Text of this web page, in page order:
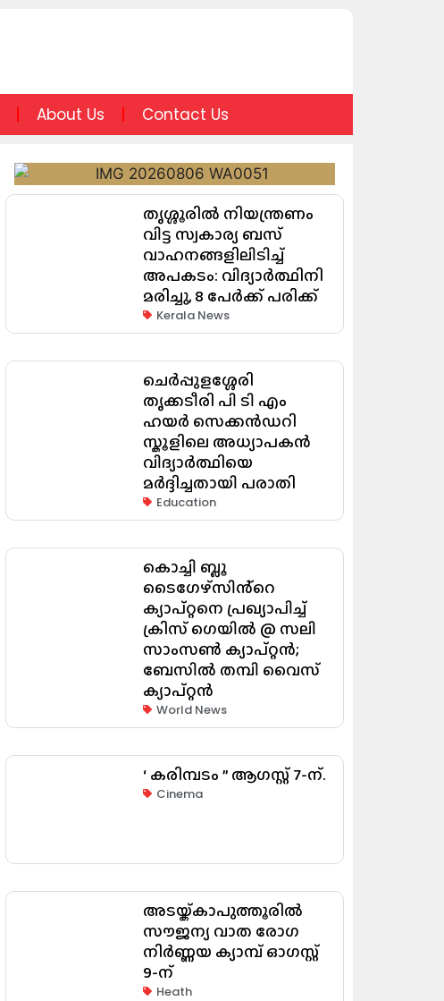
About Us Contact Us
തൃശ്ശൂരിൽ നിയന്ത്രണം
വിട്ട സ്വകാര്യ ബസ്
വാഹനങ്ങളിലിടിച്ച്
അപകടം: വിദ്യാർത്ഥിനി
മരിച്ചു, 8 പേർക്ക് പരിക്ക്
Kerala News
ചെർപ്പുളശ്ശേരി
തൃക്കടീരി പി ടി എം
ഹയർ സെക്കൻഡറി
സ്കൂളിലെ അധ്യാപകൻ
വിദ്യാർത്ഥിയെ
മർദ്ദിച്ചതായി പരാതി
Education
കൊച്ചി ബ്ലൂ
ടൈഗേഴ്സിൻ്റെ
ക്യാപ്റ്റനെ പ്രഖ്യാപിച്ച്
ക്രിസ് ഗെയിൽ @ സലി
സാംസൺ ക്യാപ്റ്റൻ;
ബേസിൽ തമ്പി വൈസ്
ക്യാപ്റ്റൻ
World News
‘ കരിമ്പടം ” ആഗസ്റ്റ് 7-ന്.
Cinema
അടയ്ക്കാപുത്തൂരിൽ
സൗജന്യ വാത രോഗ
നിർണ്ണയ ക്യാമ്പ് ഓഗസ്റ്റ്
9-ന്
Heath